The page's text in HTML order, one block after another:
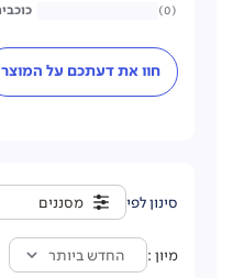
0
חוו את דעתכם על המוצר
מסננים
מיון החדש ביותר